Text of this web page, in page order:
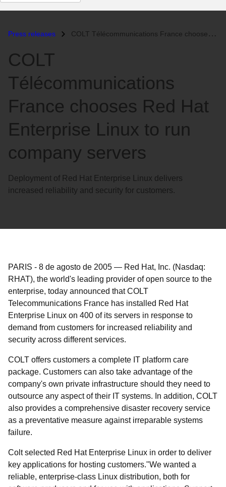
idioma
Press releases COLT Télécommunications France chooses Red Hat Enterprise Linux to run...
COLT
Télécommunications
France chooses Red Hat
Enterprise Linux to run
company servers
Deployment of Red Hat Enterprise Linux delivers
increased reliability and security for customers.
PARIS - 8 de agosto de 2005 — Red Hat, Inc. (Nasdaq:
RHAT), the world's leading provider of open source to the
enterprise, today announced that COLT
Telecommunications France has installed Red Hat
Enterprise Linux on 400 of its servers in response to
demand from customers for increased reliability and
security across different services.
COLT offers customers a complete IT platform care
package. Customers can also take advantage of the
company's own private infrastructure should they need to
outsource any aspect of their IT systems. In addition, COLT
also provides a comprehensive disaster recovery service
as a preventative measure against irreparable systems
failure.
Colt selected Red Hat Enterprise Linux in order to deliver
key applications for hosting customers."We wanted a
reliable, enterprise-class Linux distribution, both for